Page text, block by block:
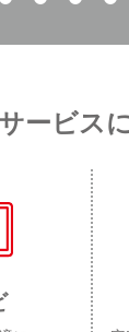
ービス